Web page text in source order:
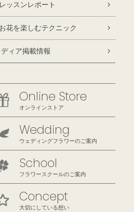
レッスンレポート
お花を楽しむテクニック
ディア掲載情報
Online Store
オンラインストア
Wedding
ウェディングフラワーのご案内
School
フラワースクールのご案内
Concept
大切にしている想い